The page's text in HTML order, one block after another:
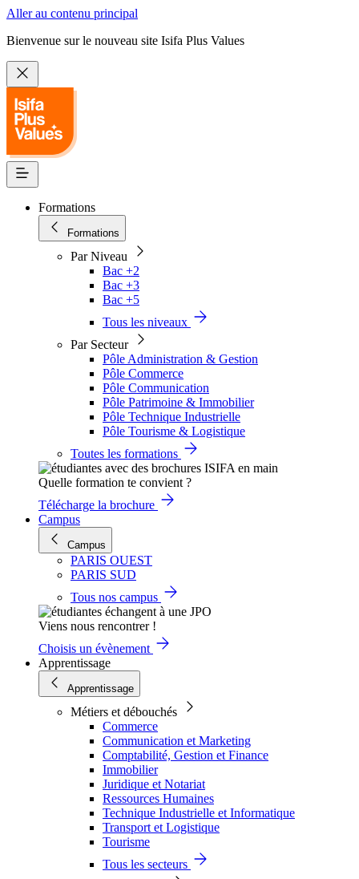
Aller au contenu principal
Bienvenue sur le nouveau site Isifa Plus Values
Formations
Formations
Par Niveau
Bac +2
Bac +3
Bac +5
Tous les niveaux
Par Secteur
Pôle Administration & Gestion
Pôle Commerce
Pôle Communication
Pôle Patrimoine & Immobilier
Pôle Technique Industrielle
Pôle Tourisme & Logistique
Toutes les formations
Quelle formation te convient ?
Télécharge la brochure
Campus
Campus
PARIS OUEST
PARIS SUD
Tous nos campus
Viens nous rencontrer !
Choisis un évènement
Apprentissage
Apprentissage
Métiers et débouchés
Commerce
Communication et Marketing
Comptabilité, Gestion et Finance
Immobilier
Juridique et Notariat
Ressources Humaines
Technique Industrielle et Informatique
Transport et Logistique
Tourisme
Tous les secteurs